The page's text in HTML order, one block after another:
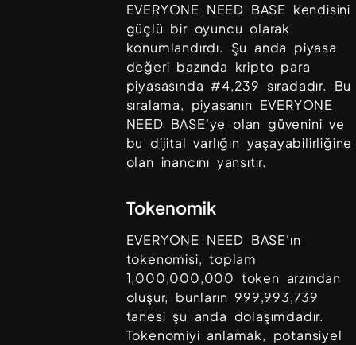
EVERYONE NEED BASE kendisini
güçlü bir oyuncu olarak
konumlandırdı. Şu anda piyasa
değeri bazında kripto para
piyasasında #4,239 sıradadır. Bu
sıralama, piyasanın EVERYONE
NEED BASE'ye olan güvenini ve
bu dijital varlığın yaşayabilirliğine
olan inancını yansıtır.
Tokenomik
EVERYONE NEED BASE'ın
tokenomisi, toplam
1,000,000,000 token arzından
oluşur, bunların 999,993,739
tanesi şu anda dolaşımdadır.
Tokenomiyi anlamak, potansiyel